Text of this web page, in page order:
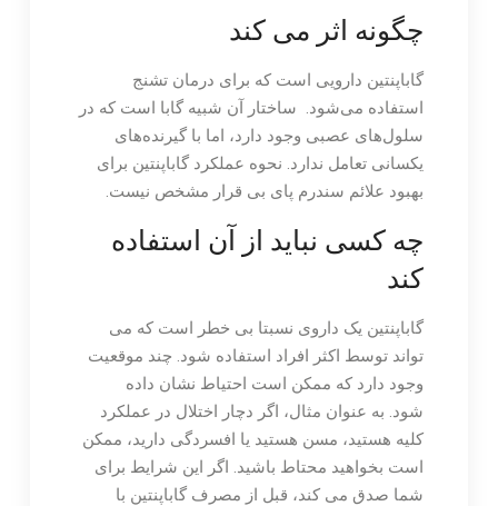
چگونه اثر می کند
گاباپنتین دارویی است که برای درمان تشنج
استفاده می‌شود. ساختار آن شبیه گابا است که در
سلول‌های عصبی وجود دارد، اما با گیرنده‌های
یکسانی تعامل ندارد. نحوه عملکرد گاباپنتین برای
بهبود علائم سندرم پای بی قرار مشخص نیست.
چه کسی نباید از آن استفاده
کند
گاباپنتین یک داروی نسبتا بی خطر است که می
تواند توسط اکثر افراد استفاده شود. چند موقعیت
وجود دارد که ممکن است احتیاط نشان داده
شود. به عنوان مثال، اگر دچار اختلال در عملکرد
کلیه هستید، مسن هستید یا افسردگی دارید، ممکن
است بخواهید محتاط باشید. اگر این شرایط برای
شما صدق می کند، قبل از مصرف گاباپنتین با